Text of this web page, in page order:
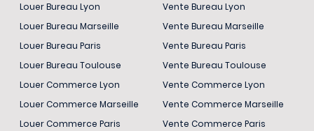
Louer Bureau Lyon
Louer Bureau Marseille
Louer Bureau Paris
Louer Bureau Toulouse
Louer Commerce Lyon
Louer Commerce Marseille
Louer Commerce Paris
Vente Bureau Lyon
Vente Bureau Marseille
Vente Bureau Paris
Vente Bureau Toulouse
Vente Commerce Lyon
Vente Commerce Marseille
Vente Commerce Paris